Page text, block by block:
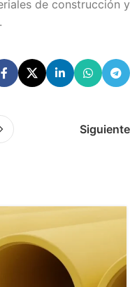
de construcción y
Siguiente